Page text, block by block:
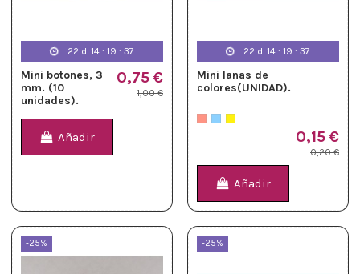
22d. 14: 19: 36
Mini botones, 3
mm. (10
unidades).
0,75 €
1,00 €
Añadir
22d. 14: 19: 36
Mini lanas de
colores(UNIDAD).
0,15 €
0,20 €
Añadir
-25% -25%